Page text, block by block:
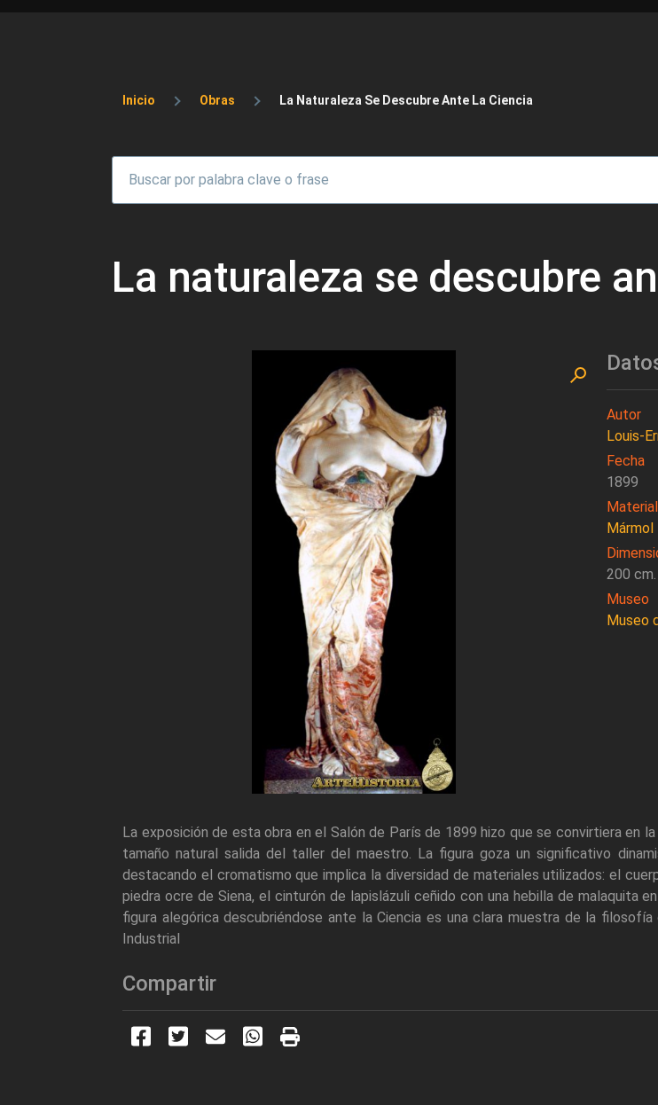
Sobrescribir enlaces de ayuda a la
Inicio Obras La Naturaleza Se Descubre Ante La Ciencia
La naturaleza se descubre
Autor
Louis-
Fecha
1899
Material
Mármol
200
Museo
Museo
La exposición de esta obra en el Salón de París de 1899 hizo que se convirtiera en
tamaño natural salida del taller del maestro. La figura goza un significativo
destacando el cromatismo que implica la diversidad de materiales utilizados: el
piedra ocre de Siena, el cinturón de lapislázuli ceñido con una hebilla de malaquita
figura alegórica descubriéndose ante la Ciencia es una clara muestra de la
Industrial
Compartir